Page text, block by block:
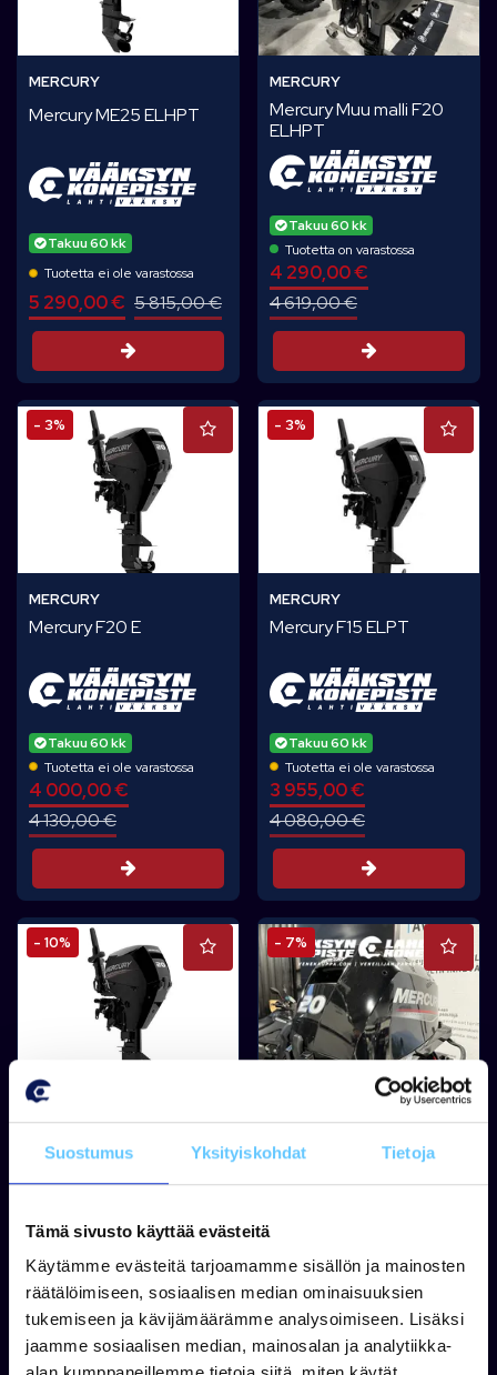
Suostumus Yksityiskohdat Tietoja
Tämä sivusto käyttää evästeitä
Käytämme evästeitä tarjoamamme sisällön ja mainosten
räätälöimiseen, sosiaalisen median ominaisuuksien
tukemiseen ja kävijämäärämme analysoimiseen. Lisäksi
jaamme sosiaalisen median, mainosalan ja analytiikka-
MERCURY
Mercury ME25 ELHPT
Takuu 60 kk
Tuotetta ei ole varastossa
5 290,00 € 5 815,00 €
Tarjouspyyntö
MERCURY
Mercury Muu malli F20
ELHPT
Takuu 60 kk
Tuotetta on varastossa
4 290,00 €
4 619,00 €
- 3%
MERCURY
Mercury F20 E
Takuu 60 kk
Tuotetta ei ole varastossa
4 000,00 €
4 130,00 €
Tarjouspyyntö
- 3%
MERCURY
Mercury F15 ELPT
Takuu 60 kk
Tuotetta ei ole varastossa
3 955,00 €
4 080,00 €
- 10%
Mercury F20 EPT
Takuu 60 kk
Tuotetta on varastossa
3 790,00 € 4 195,00 €
- 7%
Mercury F20 ELPT EFI
Takuu 60 kk
Tuotetta on varastossa
3 790,00 €
4 079,00 €